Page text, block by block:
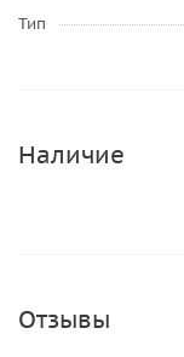
Тип
Наличие
Отзывы